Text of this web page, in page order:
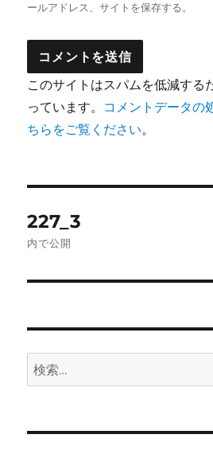
ールアドレス、サイトを保存する。
このサイトはスパムを低減す
っています。 コメントデータの
ちらをご覧ください。
稿
ゲ
ー
ョ
227_3
内で公開
検
索: